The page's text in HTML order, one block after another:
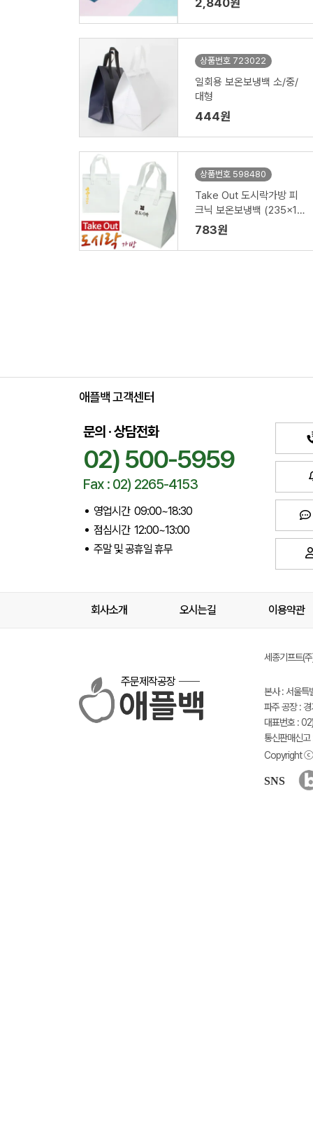
2,840원
상품번호 723022
일회용 보온보냉백 소/중/
대형
444원
상품번호 598480
Take Out 도시락가방 피
크닉 보온보냉백 (235x15
0x250mm)
783원
애플백 고객센터
문의 · 상담전화
02) 500-5959
Fax : 02) 2265-4153
영업시간 09:00~18:30
점심시간 12:00~13:00
주말 및 공휴일 휴무
회사소개 오시는길 이용약관
주문제작공장
세종기프트(
본사 : 서울
파주 공장 :
대표번호 :
통신판매신
Copyright ⓒ
SNS